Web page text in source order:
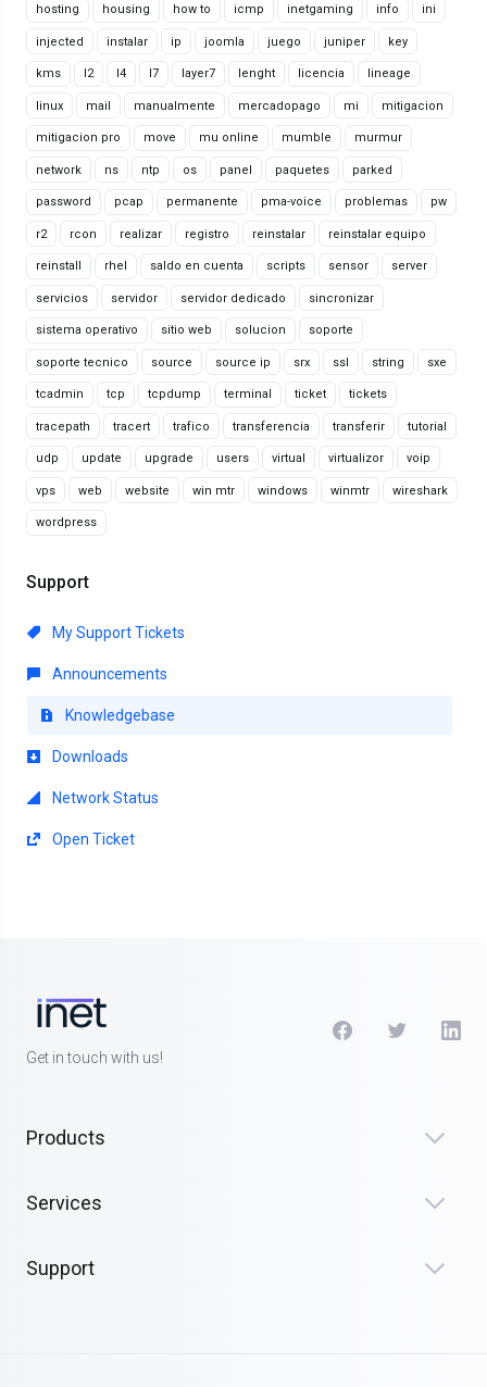
hosting housing how to icmp inetgaming info ini
injected instalar ip joomla juego juniper key
kms l2 l4 l7 layer7 lenght licencia lineage
linux mail manualmente mercadopago mi mitigacion
mitigacion pro move mu online mumble murmur
network ns ntp os panel paquetes parked
password pcap permanente pma-voice problemas pw
r2 rcon realizar registro reinstalar reinstalar equipo
reinstall rhel saldo en cuenta scripts sensor server
servicios servidor servidor dedicado sincronizar
sistema operativo sitio web solucion soporte
soporte tecnico source source ip srx ssl string sxe
tcadmin tcp tcpdump terminal ticket tickets
tracepath tracert trafico transferencia transferir tutorial
udp update upgrade users virtual virtualizor voip
vps web website win mtr windows winmtr wireshark
wordpress
Support
My Support Tickets
Announcements
Knowledgebase
Downloads
Network Status
Open Ticket
Get in touch with us!
Products
Services
Support